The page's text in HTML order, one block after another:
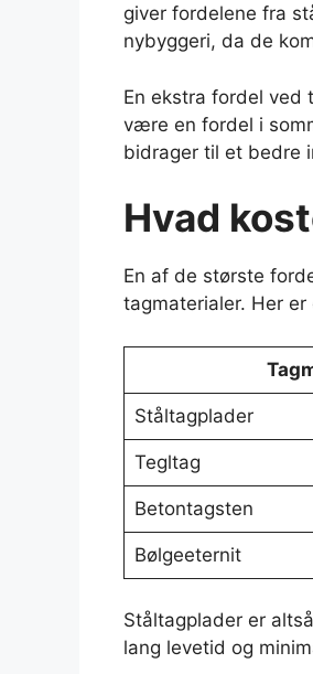
giver fordelene fra
nybyggeri, da de
En ekstra fordel ved
være en fordel i
bidrager til et bedre
Hvad
En af de største
tagmaterialer. Her
Ståltagplader
Tegltag
Betontagsten
Bølgeeternit
Ståltagplader er
lang levetid og